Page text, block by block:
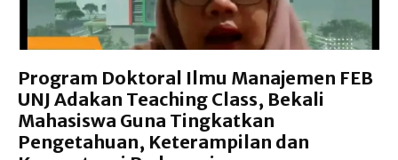
Program Doktoral Ilmu Manajemen FEB
UNJ Adakan Teaching Class, Bekali
Mahasiswa Guna Tingkatkan
Pengetahuan, Keterampilan dan